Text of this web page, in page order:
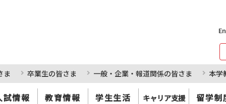
ま 卒業生の皆さま 一般・企業・報道関係の皆さま 本学
試情報 教育情報 学生生活 キャリア支援 留学制